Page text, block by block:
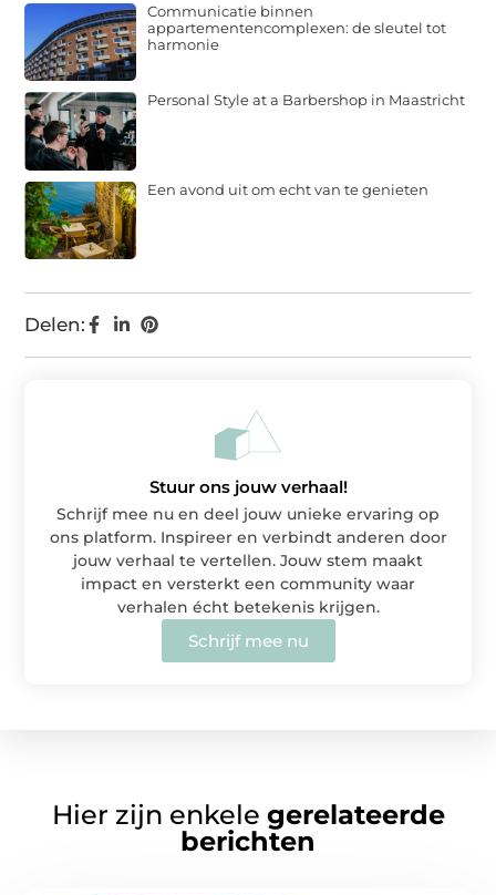
Delen:
Communicatie binnen
appartementencomplexen: de sleutel tot
harmonie
Personal Style at a Barbershop in Maastricht
Een avond uit om echt van te genieten
Stuur ons jouw verhaal!
Schrijf mee nu en deel jouw unieke ervaring op
ons platform. Inspireer en verbindt anderen door
jouw verhaal te vertellen. Jouw stem maakt
impact en versterkt een community waar
verhalen écht betekenis krijgen.
Schrijf mee nu
Hier zijn enkele gerelateerde
berichten